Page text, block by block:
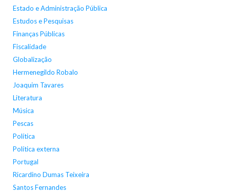
Estado e Administração Pública
Estudos e Pesquisas
Finanças Públicas
Fiscalidade
Globalização
Hermenegildo Robalo
Joaquim Tavares
Literatura
Música
Pescas
Política
Política externa
Portugal
Ricardino Dumas Teixeira
Santos Fernandes